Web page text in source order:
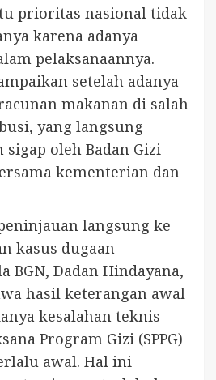
prioritas nasional tidak
karena adanya
pelaksanaannya.
setelah adanya
makanan di salah
yang langsung
oleh Badan Gizi
kementerian dan
langsung ke
kasus dugaan
BGN, Dadan Hindayana,
hasil keterangan awal
kesalahan teknis
Program Gizi (SPPG)
awal. Hal ini